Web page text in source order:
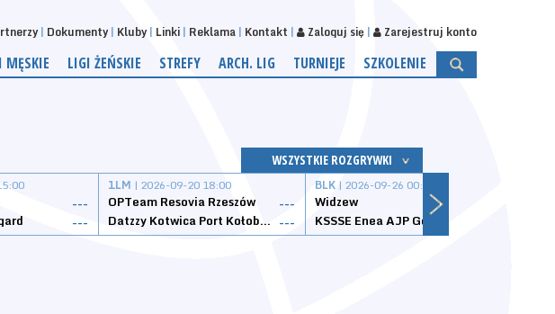
Dokumenty Kluby Linki Reklama Kontakt Zaloguj się Zarejestruj konto
MĘSKIE LIGI ŻEŃSKIE STREFY ARCH. LIG TURNIEJE SZKOLENIE
WSZYSTKIE ROZGRYWKI
---
---
1LM | 2026-09-20 18:00
OPTeam Resovia Rzeszów
---
Datzzy Kotwica Port Kołobrzeg ---
BLK | 2026-09-26 00:00
Widzew